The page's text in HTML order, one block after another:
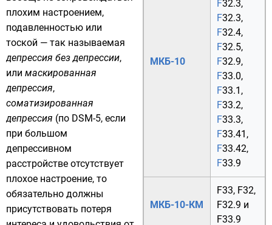
МКБ-10
F32.3,
F32.3,
F32.4,
F32.5,
F32.9,
F33.0,
F33.1 ,
F33.2,
F33.3,
F33.41 ,
F33.42,
F33.9
МКБ-10-КМ
F33, F32,
F32.9 и
F33.9
плохим настроением,
подавленностью или
тоской — так называемая
депрессия без депрессии,
или маскированная
депрессия,
соматизированная
депрессия (по DSM-5, если
при большом
депрессивном
расстройстве отсутствует
плохое настроение, то
обязательно должны
присутствовать потеря